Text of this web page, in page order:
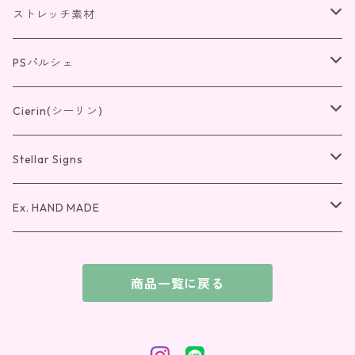
リング
ペンダント
ピアス・イヤリング
リング
ペンダント
光のクローバー
リング
ペンダント
紫の錬金術
リング
ペンダント
IV4
リング
ペンダント
リング
ペンダント
ピアス・イヤリング
ストレッチ素材
リング
ペンダント
ピアス・イヤリング
バングル
PSパルシェ
リング
ペンダント
ピアス・イヤリング
Cierin(シーリン)
リング
ペンダント
Stellar Signs
リング
ピアス・イヤリング
Ex. HAND MADE
商品一覧に戻る